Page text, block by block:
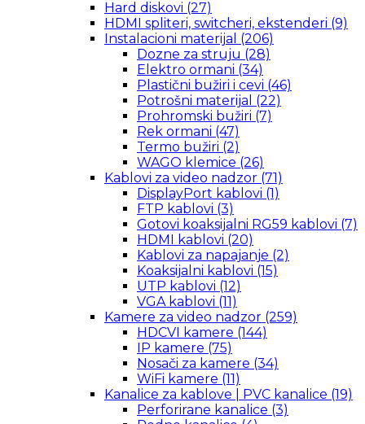
Hard diskovi (27)
HDMI spliteri, switcheri, ekstenderi (9)
Instalacioni materijal (206)
Dozne za struju (28)
Elektro ormani (34)
Plastični bužiri i cevi (46)
Potrošni materijal (22)
Prohromski bužiri (7)
Rek ormani (47)
Termo bužiri (2)
WAGO klemice (26)
Kablovi za video nadzor (71)
DisplayPort kablovi (1)
FTP kablovi (3)
Gotovi koaksijalni RG59 kablovi (7)
HDMI kablovi (20)
Kablovi za napajanje (2)
Koaksijalni kablovi (15)
UTP kablovi (12)
VGA kablovi (11)
Kamere za video nadzor (259)
HDCVI kamere (144)
IP kamere (75)
Nosači za kamere (34)
WiFi kamere (11)
Kanalice za kablove | PVC kanalice (19)
Perforirane kanalice (3)